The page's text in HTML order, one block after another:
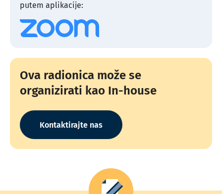
putem aplikacije:
Ova radionica može se
organizirati kao In-house
Kontaktirajte nas